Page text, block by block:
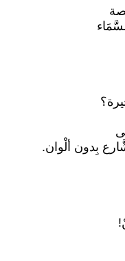
بِدون ألْوان.